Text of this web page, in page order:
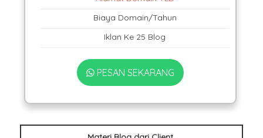
Biaya Domain/Tahun
Iklan Ke 25 Blog
PESAN SEKARANG